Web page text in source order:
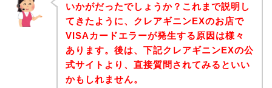
いかがだったでしょうか？これまで説明し
てきたように、クレアギニンEXのお店で
VISAカードエラーが発生する原因は様々
あります。後は、下記クレアギニンEXの公
式サイトより、直接質問されてみるといい
かもしれません。